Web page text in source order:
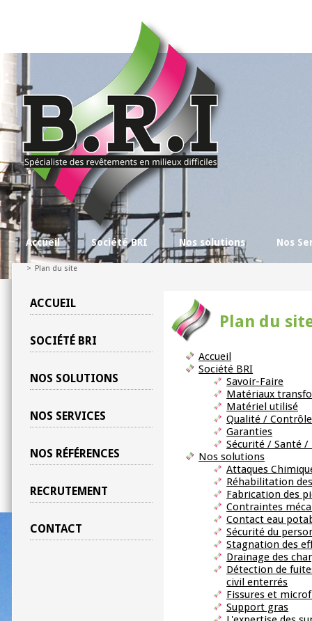
Accueil Société BRI Nos solutions Nos
> Plan du site
ACCUEIL
SOCIÉTÉ BRI
NOS SOLUTIONS
NOS SERVICES
NOS RÉFÉRENCES
RECRUTEMENT
CONTACT
Plan du
Accueil
Société BRI
Savoir-Faire
Matériaux
Matériel utilisé
Qualité / Contrôle
Garanties
Sécurité / Santé
Nos solutions
Attaques
Réhabilitation
Fabrication des
Contraintes
Contact eau
Sécurité du
Stagnation des
Drainage des
Détection de
civil enterrés
Fissures et
Support gras